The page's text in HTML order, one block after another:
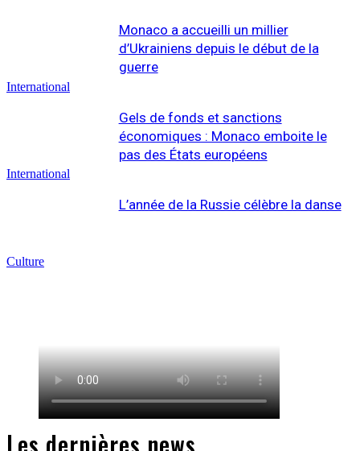
International
Monaco a accueilli un millier
d’Ukrainiens depuis le début de la
guerre
International
Gels de fonds et sanctions
économiques : Monaco emboite le
pas des États européens
Culture
L’année de la Russie célèbre la danse